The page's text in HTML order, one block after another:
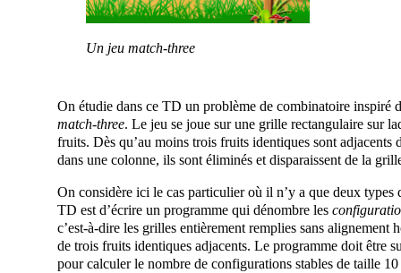
Un jeu match-three
On étudie dans ce TD un problème de combinatoire inspiré
match-three. Le jeu se joue sur une grille rectangulaire sur
fruits. Dès qu’au moins trois fruits identiques sont adjacents
dans une colonne, ils sont éliminés et disparaissent de la
On considère ici le cas particulier où il n’y a que deux types
TD est d’écrire un programme qui dénombre les
c’est-à-dire les grilles entièrement remplies sans alignement
de trois fruits identiques adjacents. Le programme doit être
pour calculer le nombre de configurations stables de taille